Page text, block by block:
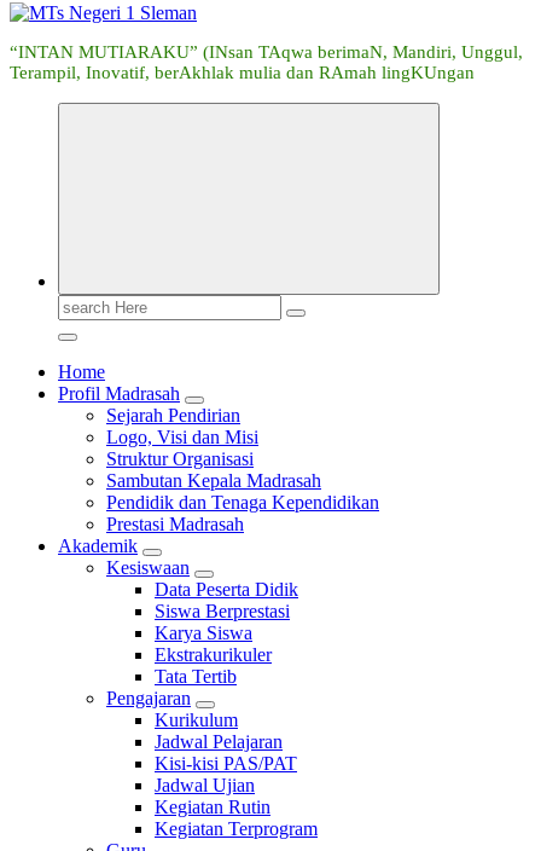
“INTAN MUTIARAKU” (INsan TAqwa berimaN, Mandiri, Unggul,
Terampil, Inovatif, berAkhlak mulia dan RAmah lingKUngan
Search
for:
Home
Profil Madrasah
Sejarah Pendirian
Logo, Visi dan Misi
Struktur Organisasi
Sambutan Kepala Madrasah
Pendidik dan Tenaga Kependidikan
Prestasi Madrasah
Akademik
Kesiswaan
Data Peserta Didik
Siswa Berprestasi
Karya Siswa
Ekstrakurikuler
Tata Tertib
Pengajaran
Kurikulum
Jadwal Pelajaran
Kisi-kisi PAS/PAT
Jadwal Ujian
Kegiatan Rutin
Kegiatan Terprogram